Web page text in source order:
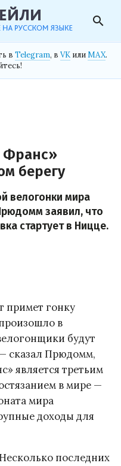
search
в Telegram, в VK илиMAX.
Франс»
берегу
велогонки мира
заявил, что
стартует в Ницце.
примет гонку
в
будут
сказал Прюдомм,
является третьим
в мире —
мира
доходы для
последних